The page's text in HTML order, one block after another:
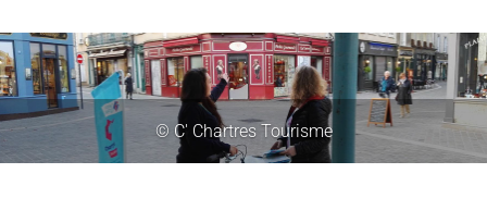
© C' Chartres Tourisme